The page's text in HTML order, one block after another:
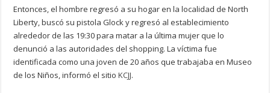
Entonces, el hombre regresó a su hogar en la localidad de North
Liberty, buscó su pistola Glock y regresó al establecimiento
alrededor de las 19:30 para matar a la última mujer que lo
denunció a las autoridades del shopping. La víctima fue
identificada como una joven de 20 años que trabajaba en Museo
de los Niños, informó el sitioKCJJ.